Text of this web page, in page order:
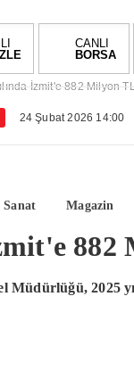
CANLI
BORSA
Magazin
İzmit'e 882 Milyon
24 Şubat 2026 14:00
2025